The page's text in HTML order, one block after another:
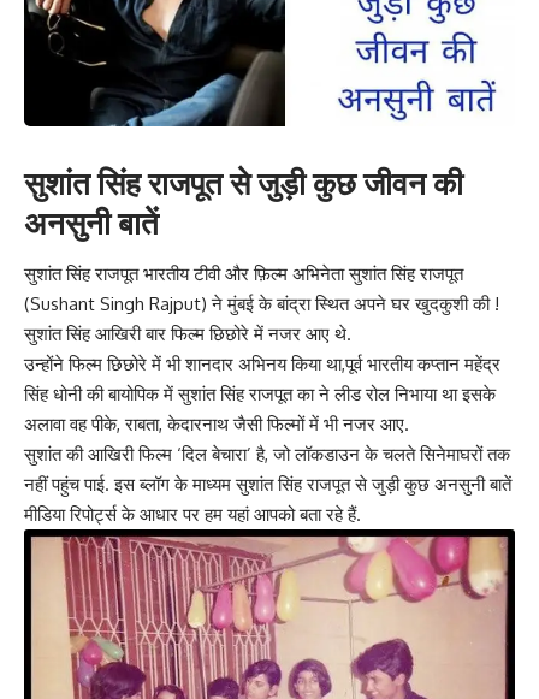
सुशांत सिंह राजपूत से जुड़ी कुछ जीवन की
अनसुनी बातें
सुशांत सिंह राजपूत भारतीय टीवी और फ़िल्म अभिनेता सुशांत सिंह राजपूत
(Sushant Singh Rajput) ने मुंबई के बांद्रा स्थित अपने घर खुदकुशी की !
सुशांत सिंह आखिरी बार फिल्म छिछोरे में नजर आए थे.
उन्होंने फिल्म छिछोरे में भी शानदार अभिनय किया था,पूर्व भारतीय कप्तान महेंद्र
सिंह धोनी की बायोपिक में सुशांत सिंह राजपूत का ने लीड रोल निभाया था इसके
अलावा वह पीके, राबता, केदारनाथ जैसी फिल्मों में भी नजर आए.
सुशांत की आखिरी फिल्म ‘दिल बेचारा’ है, जो लॉकडाउन के चलते सिनेमाघरों तक
नहीं पहुंच पाई. इस ब्लॉग के माध्यम सुशांत सिंह राजपूत से जुड़ी कुछ अनसुनी बातें
मीडिया रिपोर्ट्स के आधार पर हम यहां आपको बता रहे हैं.